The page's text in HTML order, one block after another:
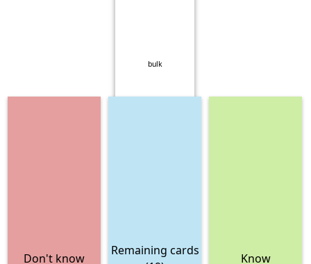
Don't know
bulk
Remaining cards
Know